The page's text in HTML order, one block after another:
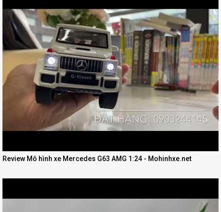
Review Mô hình xe Mercedes G63 AMG 1:24 - Mohinhxe.net